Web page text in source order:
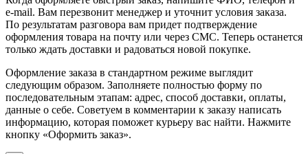
e-mail. Вам перезвонит менеджер и уточнит условия заказа.
По результатам разговора вам придет подтверждение
оформления товара на почту или через СМС. Теперь останется
только ждать доставки и радоваться новой покупке.
Оформление заказа в стандартном режиме выглядит
следующим образом. Заполняете полностью форму по
последовательным этапам: адрес, способ доставки, оплаты,
данные о себе. Советуем в комментарии к заказу написать
информацию, которая поможет курьеру вас найти. Нажмите
кнопку «Оформить заказ».